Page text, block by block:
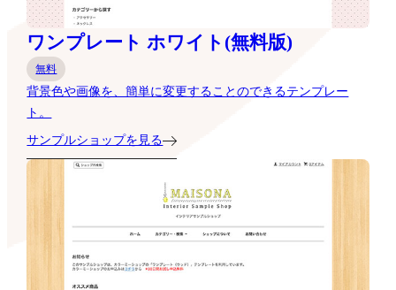
ワンプレート ホワイト(無料版)
無料
背景色や画像を、簡単に変更することのできるテンプレー
ト。
サンプルショップを見る